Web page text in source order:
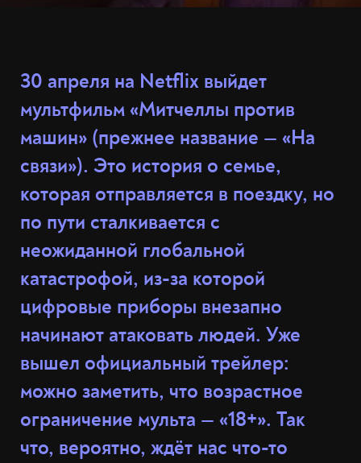
30 апреля на Netflix выйдет
мультфильм «Митчеллы против
машин» (прежнее название — «На
связи»). Это история о семье,
которая отправляется в поездку, но
по пути сталкивается с
неожиданной глобальной
катастрофой, из-за которой
цифровые приборы внезапно
начинают атаковать людей. Уже
вышел официальный трейлер:
можно заметить, что возрастное
ограничение мульта — «18+». Так
что, вероятно, ждёт нас что-то